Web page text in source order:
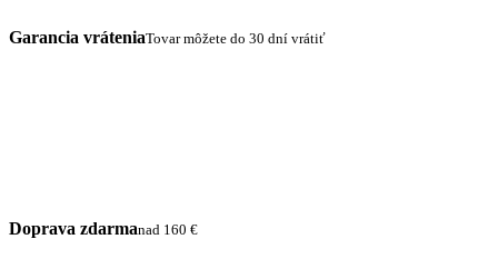
Garancia vráteniaTovar môžete do 30 dní vrátiť
Doprava zdarmanad 160 €